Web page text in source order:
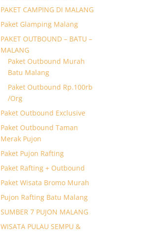
PAKET CAMPING DI MALANG
Paket Glamping Malang
PAKET OUTBOUND – BATU –
MALANG
Paket Outbound Murah
Batu Malang
Paket Outbound Rp.100rb
/Org
Paket Outbound Exclusive
Paket Outbound Taman
Merak Pujon
Paket Pujon Rafting
Paket Rafting + Outbound
Paket Wisata Bromo Murah
Pujon Rafting Batu Malang
SUMBER 7 PUJON MALANG
WISATA PULAU SEMPU &